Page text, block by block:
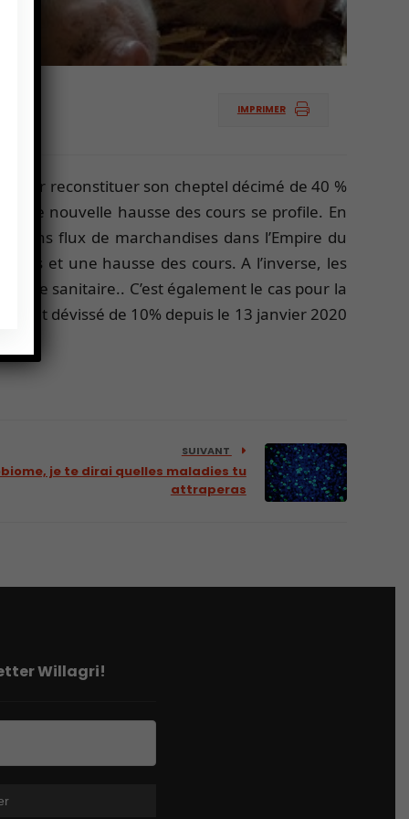
IMPRIMER
pour reconstituer son cheptel décimé de 40 %
une nouvelle hausse des cours se profile. En
flux de marchandises dans l’Empire du
et une hausse des cours. A l’inverse, les
sanitaire.. C’est également le cas pour la
ont dévissé de 10% depuis le 13 janvier 2020
SUIVANT
je te dirai quelles maladies tu
attraperas
Willagri!